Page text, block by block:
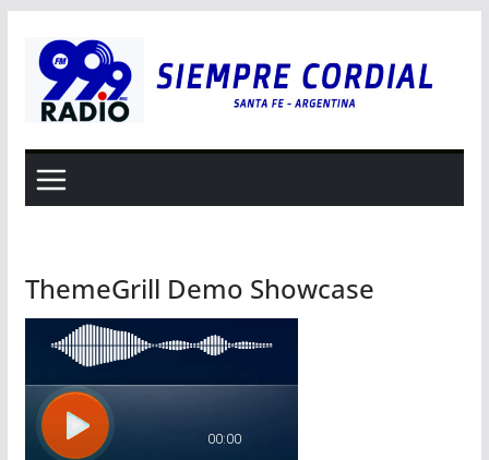
contenido
ThemeGrill Demo Showcase